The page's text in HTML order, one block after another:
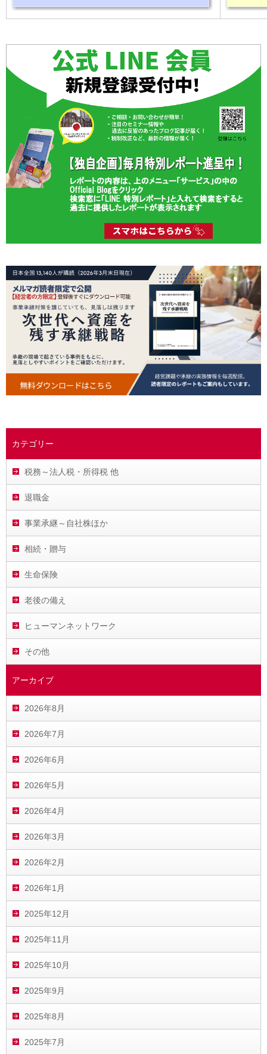
カテゴリー
税務～法人税・所得税 他
退職金
事業承継～自社株ほか
相続・贈与
生命保険
老後の備え
ヒューマンネットワーク
その他
アーカイブ
2026年8月
2026年7月
2026年6月
2026年5月
2026年4月
2026年3月
2026年2月
2026年1月
2025年12月
2025年11月
2025年10月
2025年9月
2025年8月
2025年7月